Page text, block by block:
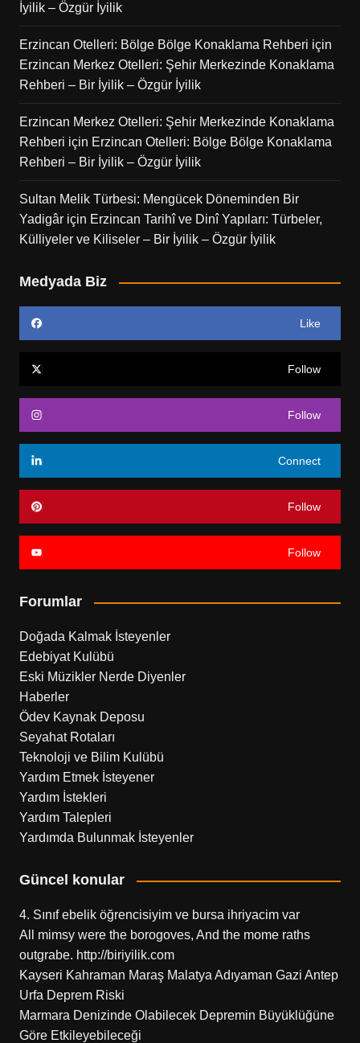
İyilik – Özgür İyilik
Erzincan Otelleri: Bölge Bölge Konaklama Rehberi için
Erzincan Merkez Otelleri: Şehir Merkezinde Konaklama
Rehberi – Bir İyilik – Özgür İyilik
Erzincan Merkez Otelleri: Şehir Merkezinde Konaklama
Rehberi için Erzincan Otelleri: Bölge Bölge Konaklama
Rehberi – Bir İyilik – Özgür İyilik
Sultan Melik Türbesi: Mengücek Döneminden Bir
Yadigâriçin Erzincan Tarihî ve Dinî Yapıları: Türbeler,
Külliyeler ve Kiliseler – Bir İyilik – Özgür İyilik
Medyada Biz
Like
Follow
Follow
Connect
Follow
Follow
Forumlar
Doğada Kalmak İsteyenler
Edebiyat Kulübü
Eski Müzikler Nerde Diyenler
Haberler
Ödev Kaynak Deposu
Seyahat Rotaları
Teknoloji ve Bilim Kulübü
Yardım Etmek İsteyener
Yardım İstekleri
Yardım Talepleri
Yardımda Bulunmak İsteyenler
Güncel konular
4. Sınıf ebelik öğrencisiyim ve bursa ihriyacim var
All mimsy were the borogoves, And the mome raths
outgrabe. http://biriyilik.com
Kayseri Kahraman Maraş Malatya Adıyaman Gazi Antep
Urfa Deprem Riski
Marmara Denizinde Olabilecek Depremin Büyüklüğüne
Göre Etkileyebileceği